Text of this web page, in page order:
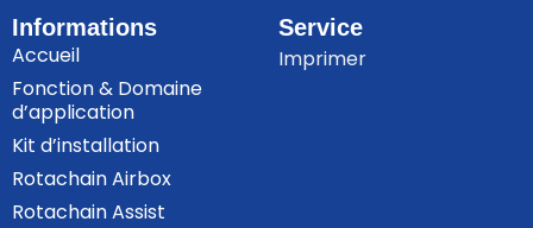
Informations
Accueil
Fonction & Domaine
d’application
Kit d’installation
Rotachain Airbox
Rotachain Assist
Service
Imprimer